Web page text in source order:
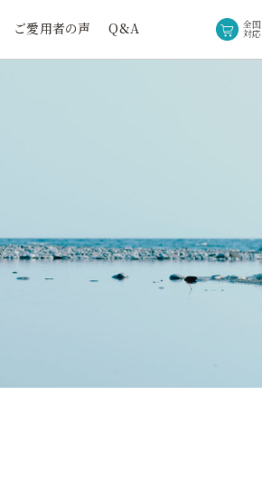
ご愛用者の声 Q&A 全国
対応